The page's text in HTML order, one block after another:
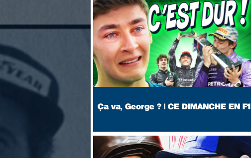
Ça va, George ? | CE DIMANCHE EN F1